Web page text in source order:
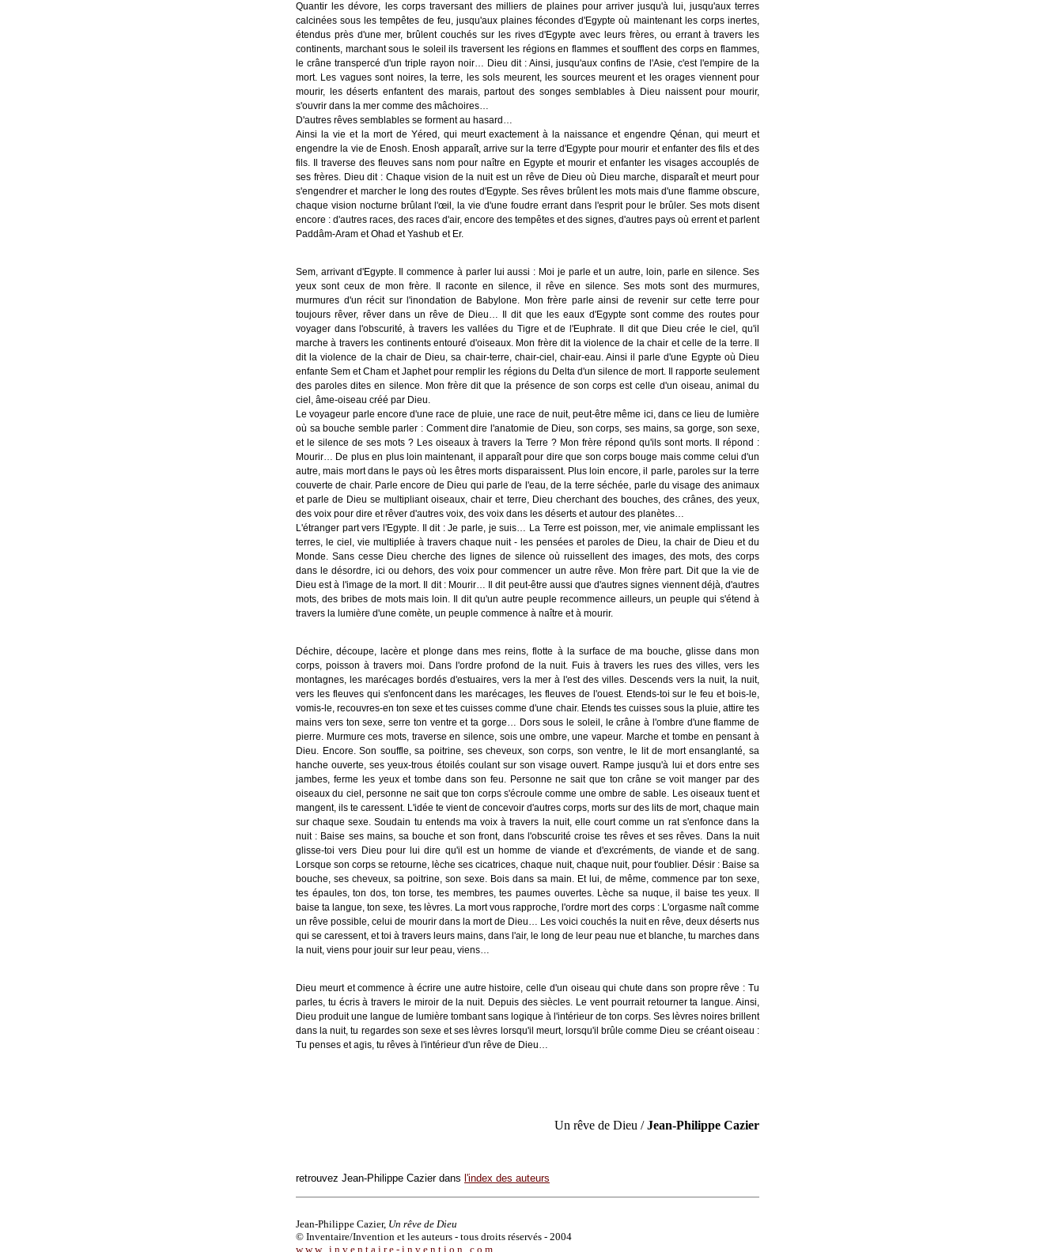
Quantir les dévore, les corps traversant des milliers de plaines pour arriver jusqu'à lui, jusqu'aux terres
calcinées sous les tempêtes de feu, jusqu'aux plaines fécondes d'Egypte où maintenant les corps inertes,
étendus près d'une mer, brûlent couchés sur les rives d'Egypte avec leurs frères, ou errant à travers les
continents, marchant sous le soleil ils traversent les régions en flammes et soufflent des corps en flammes,
le crâne transpercé d'un triple rayon noir… Dieu dit : Ainsi, jusqu'aux confins de l'Asie, c'est l'empire de la
mort. Les vagues sont noires, la terre, les sols meurent, les sources meurent et les orages viennent pour
mourir, les déserts enfantent des marais, partout des songes semblables à Dieu naissent pour mourir,
s'ouvrir dans la mer comme des mâchoires…
D'autres rêves semblables se forment au hasard…
Ainsi la vie et la mort de Yéred, qui meurt exactement à la naissance et engendre Qénan, qui meurt et
engendre la vie de Enosh. Enosh apparaît, arrive sur la terre d'Egypte pour mourir et enfanter des fils et des
fils. Il traverse des fleuves sans nom pour naître en Egypte et mourir et enfanter les visages accouplés de
ses frères. Dieu dit : Chaque vision de la nuit est un rêve de Dieu où Dieu marche, disparaît et meurt pour
s'engendrer et marcher le long des routes d'Egypte. Ses rêves brûlent les mots mais d'une flamme obscure,
chaque vision nocturne brûlant l'œil, la vie d'une foudre errant dans l'esprit pour le brûler. Ses mots disent
encore : d'autres races, des races d'air, encore des tempêtes et des signes, d'autres pays où errent et parlent
Paddâm-Aram et Ohad et Yashub et Er.
Sem, arrivant d'Egypte. Il commence à parler lui aussi : Moi je parle et un autre, loin, parle en silence. Ses
yeux sont ceux de mon frère. Il raconte en silence, il rêve en silence. Ses mots sont des murmures,
murmures d'un récit sur l'inondation de Babylone. Mon frère parle ainsi de revenir sur cette terre pour
toujours rêver, rêver dans un rêve de Dieu… Il dit que les eaux d'Egypte sont comme des routes pour
voyager dans l'obscurité, à travers les vallées du Tigre et de l'Euphrate. Il dit que Dieu crée le ciel, qu'il
marche à travers les continents entouré d'oiseaux. Mon frère dit la violence de la chair et celle de la terre. Il
dit la violence de la chair de Dieu, sa chair-terre, chair-ciel, chair-eau. Ainsi il parle d'une Egypte où Dieu
enfante Sem et Cham et Japhet pour remplir les régions du Delta d'un silence de mort. Il rapporte seulement
des paroles dites en silence. Mon frère dit que la présence de son corps est celle d'un oiseau, animal du
ciel, âme-oiseau créé par Dieu.
Le voyageur parle encore d'une race de pluie, une race de nuit, peut-être même ici, dans ce lieu de lumière
où sa bouche semble parler : Comment dire l'anatomie de Dieu, son corps, ses mains, sa gorge, son sexe,
et le silence de ses mots ? Les oiseaux à travers la Terre ? Mon frère répond qu'ils sont morts. Il répond :
Mourir… De plus en plus loin maintenant, il apparaît pour dire que son corps bouge mais comme celui d'un
autre, mais mort dans le pays où les êtres morts disparaissent. Plus loin encore, il parle, paroles sur la terre
couverte de chair. Parle encore de Dieu qui parle de l'eau, de la terre séchée, parle du visage des animaux
et parle de Dieu se multipliant oiseaux, chair et terre, Dieu cherchant des bouches, des crânes, des yeux,
des voix pour dire et rêver d'autres voix, des voix dans les déserts et autour des planètes…
L'étranger part vers l'Egypte. Il dit : Je parle, je suis… La Terre est poisson, mer, vie animale emplissant les
terres, le ciel, vie multipliée à travers chaque nuit - les pensées et paroles de Dieu, la chair de Dieu et du
Monde. Sans cesse Dieu cherche des lignes de silence où ruissellent des images, des mots, des corps
dans le désordre, ici ou dehors, des voix pour commencer un autre rêve. Mon frère part. Dit que la vie de
Dieu est à l'image de la mort. Il dit : Mourir… Il dit peut-être aussi que d'autres signes viennent déjà, d'autres
mots, des bribes de mots mais loin. Il dit qu'un autre peuple recommence ailleurs, un peuple qui s'étend à
travers la lumière d'une comète, un peuple commence à naître et à mourir.
Déchire, découpe, lacère et plonge dans mes reins, flotte à la surface de ma bouche, glisse dans mon
corps, poisson à travers moi. Dans l'ordre profond de la nuit. Fuis à travers les rues des villes, vers les
montagnes, les marécages bordés d'estuaires, vers la mer à l'est des villes. Descends vers la nuit, la nuit,
vers les fleuves qui s'enfoncent dans les marécages, les fleuves de l'ouest. Etends-toi sur le feu et bois-le,
vomis-le, recouvres-en ton sexe et tes cuisses comme d'une chair. Etends tes cuisses sous la pluie, attire tes
mains vers ton sexe, serre ton ventre et ta gorge… Dors sous le soleil, le crâne à l'ombre d'une flamme de
pierre. Murmure ces mots, traverse en silence, sois une ombre, une vapeur. Marche et tombe en pensant à
Dieu. Encore. Son souffle, sa poitrine, ses cheveux, son corps, son ventre, le lit de mort ensanglanté, sa
hanche ouverte, ses yeux-trous étoilés coulant sur son visage ouvert. Rampe jusqu'à lui et dors entre ses
jambes, ferme les yeux et tombe dans son feu. Personne ne sait que ton crâne se voit manger par des
oiseaux du ciel, personne ne sait que ton corps s'écroule comme une ombre de sable. Les oiseaux tuent et
mangent, ils te caressent. L'idée te vient de concevoir d'autres corps, morts sur des lits de mort, chaque main
sur chaque sexe. Soudain tu entends ma voix à travers la nuit, elle court comme un rat s'enfonce dans la
nuit : Baise ses mains, sa bouche et son front, dans l'obscurité croise tes rêves et ses rêves. Dans la nuit
glisse-toi vers Dieu pour lui dire qu'il est un homme de viande et d'excréments, de viande et de sang.
Lorsque son corps se retourne, lèche ses cicatrices, chaque nuit, chaque nuit, pour t'oublier. Désir : Baise sa
bouche, ses cheveux, sa poitrine, son sexe. Bois dans sa main. Et lui, de même, commence par ton sexe,
tes épaules, ton dos, ton torse, tes membres, tes paumes ouvertes. Lèche sa nuque, il baise tes yeux. Il
baise ta langue, ton sexe, tes lèvres. La mort vous rapproche, l'ordre mort des corps : L'orgasme naît comme
un rêve possible, celui de mourir dans la mort de Dieu… Les voici couchés la nuit en rêve, deux déserts nus
qui se caressent, et toi à travers leurs mains, dans l'air, le long de leur peau nue et blanche, tu marches dans
la nuit, viens pour jouir sur leur peau, viens…
Dieu meurt et commence à écrire une autre histoire, celle d'un oiseau qui chute dans son propre rêve : Tu
parles, tu écris à travers le miroir de la nuit. Depuis des siècles. Le vent pourrait retourner ta langue. Ainsi,
Dieu produit une langue de lumière tombant sans logique à l'intérieur de ton corps. Ses lèvres noires brillent
dans la nuit, tu regardes son sexe et ses lèvres lorsqu'il meurt, lorsqu'il brûle comme Dieu se créant oiseau :
Tu penses et agis, tu rêves à l'intérieur d'un rêve de Dieu…
Un rêve de Dieu /Jean-Philippe Cazier
retrouvez Jean-Philippe Cazier dans l'index des auteurs
Jean-Philippe Cazier, Un rêve de Dieu
© Inventaire/Invention et les auteurs - tous droits réservés - 2004
w w w . i n v e n t a i r e - i n v e n t i o n . c o m